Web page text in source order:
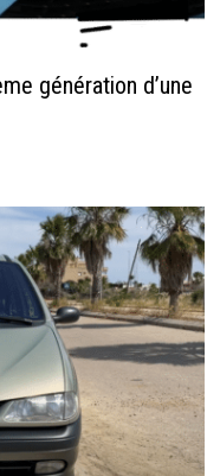
génération d’une